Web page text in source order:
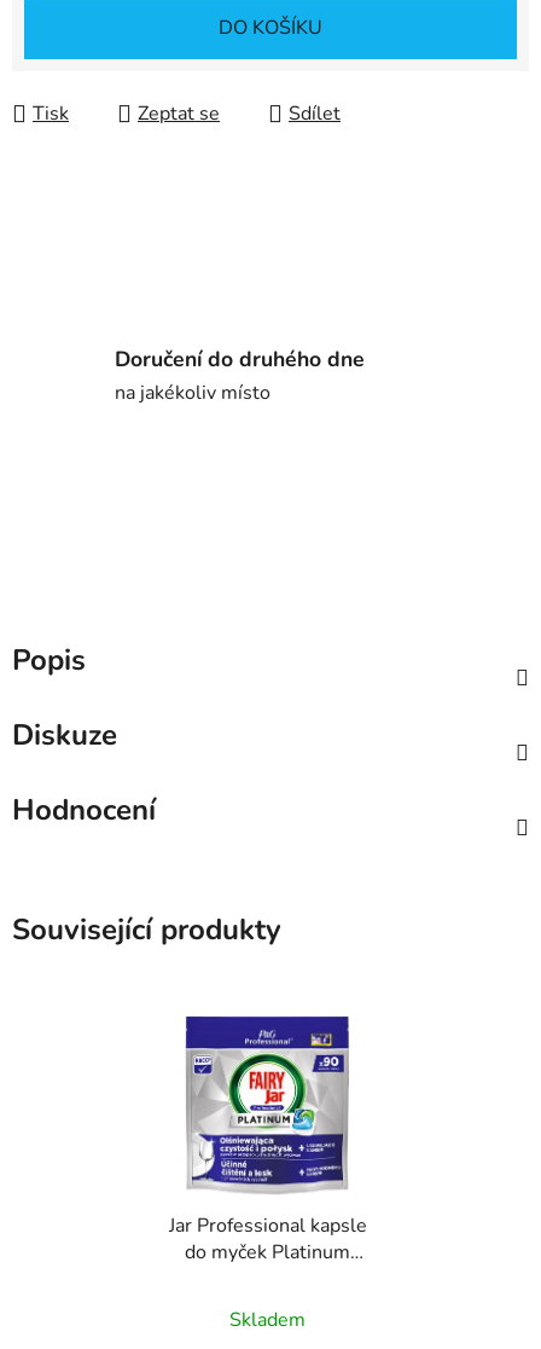
DO KOŠÍKU
Tisk Zeptat se Sdílet
Doručení do druhého dne
na jakékoliv místo
Popis
Diskuze
Hodnocení
Související produkty
Jar Professional kapsle
do myček Platinum
Skladem